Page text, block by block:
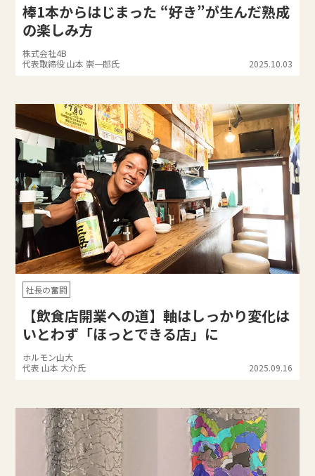
棒1本からはじまった “好き”が生んだ熟成
の楽しみ方
株式会社4B
代表取締役 山本 崇一郎氏
2025.10.03
社長の奮闘
【飲食店開業への道】軸はしっかり変化は
いとわず「ほっとできる店」に
ホルモン山大
代表 山本 大介氏
2025.09.16